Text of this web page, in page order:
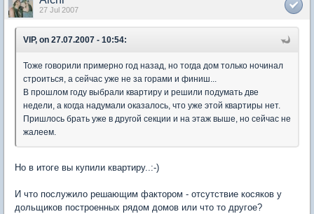
27 Jul 2007
VIP, on 27.07.2007 - 10:54:
Тоже говорили примерно год назад, но тогда дом только ночинал
строиться, а сейчас уже не за горами и финиш...
В прошлом году выбрали квартиру и решили подумать две
недели, а когда надумали оказалось, что уже этой квартиры нет.
Пришлось брать уже в другой секции и на этаж выше, но сейчас не
жалеем.
Но в итоге вы купили квартиру..:-)
И что послужило решающим фактором - отсутствие косяков у
дольщиков построенных рядом домов или что то другое?